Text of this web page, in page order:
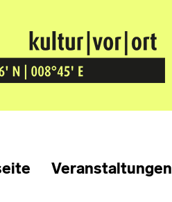
Vor Ort
GRÖPELINGEN
Veranstaltungen